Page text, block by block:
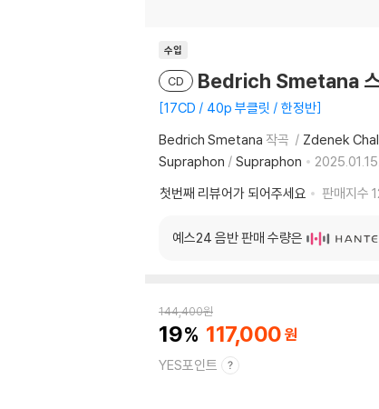
수입
CD Bedrich Smetana
17CD / 40p 부클릿 / 한정반
Bedrich Smetana 작곡 Zdenek
Supraphon / Supraphon
2025.01.15.
첫번째 리뷰어가 되어주세요
판매지수
예스24 음반 판매 수량은
144,400원
19 117,000
YES포인트